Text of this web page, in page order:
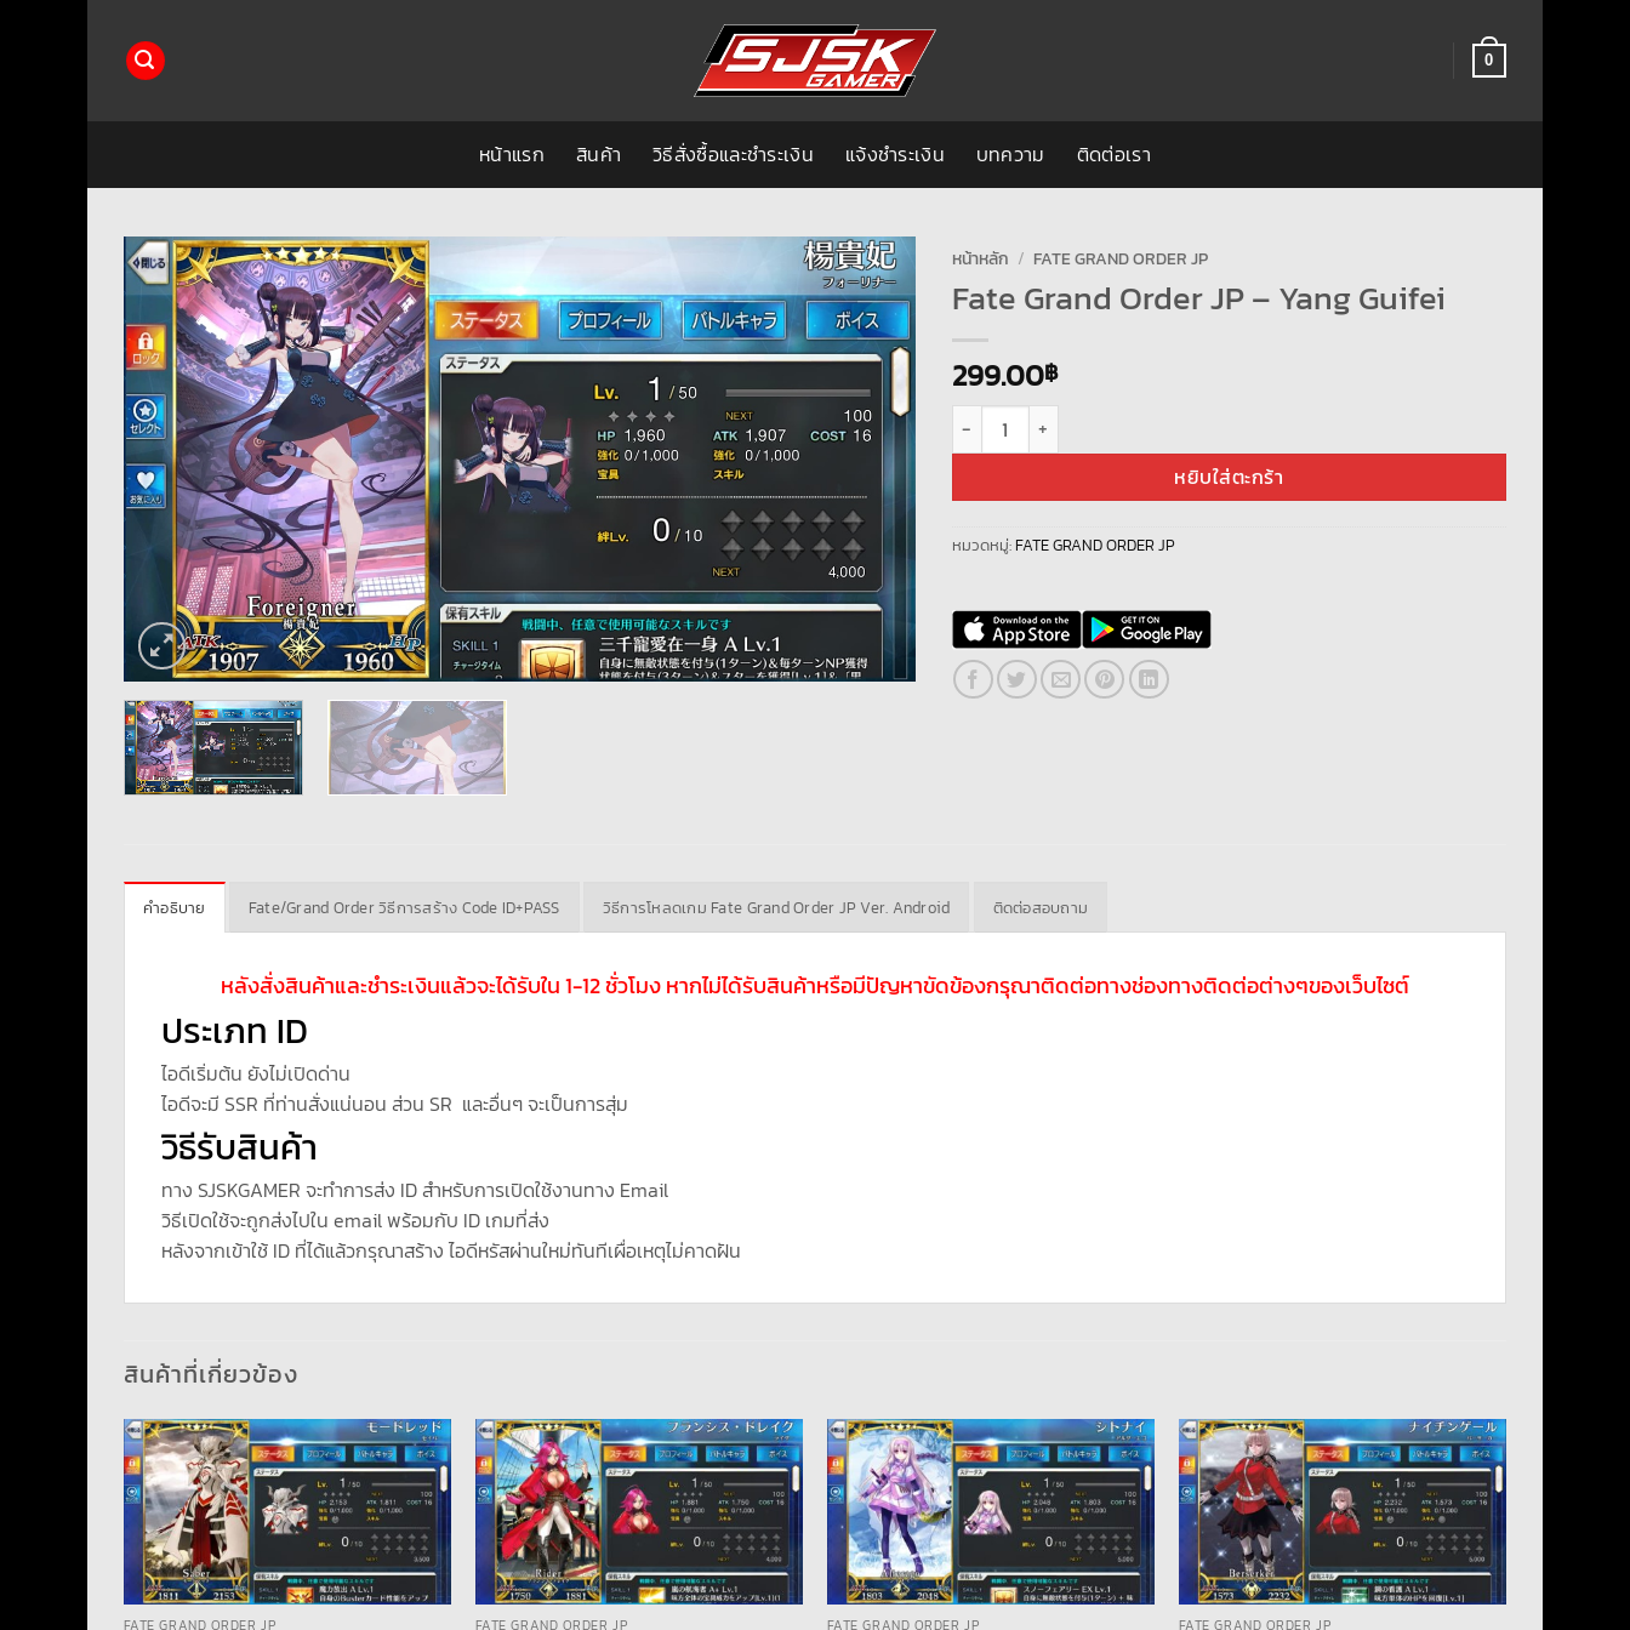
0
หน้าแรก สินค้า วิธีสั่งซื้อและชำระเงิน แจ้งชำระเงิน บทความ ติดต่อเรา
หน้าหลัก / FATE GRAND ORDER JP
Fate Grand Order JP – Yang Guifei
299.00฿
จำนวน Fate Grand Order JP - Yang Guifei ชิ้น
หยิบใส่ตะกร้า
หมวดหมู่: FATE GRAND ORDER JP
คำอธิบาย Fate/Grand Order วิธีการสร้าง Code ID+PASS วิธีการโหลดเกม Fate Grand Order JP Ver. Android ติดต่อสอบถาม
หลังสั่งสินค้าและชำระเงินแล้วจะได้รับใน 1-12 ชั่วโมง หากไม่ได้รับสินค้าหรือมีปัญหาขัดข้องกรุณาติดต่อทางช่องทางติดต่อต่างๆของเว็บไซต์
ประเภท ID
ไอดีเริ่มต้น ยังไม่เปิดด่าน
ไอดีจะมี SSR ที่ท่านสั่งแน่นอน ส่วน SR และอื่นๆ จะเป็นการสุ่ม
วิธีรับสินค้า
ทาง SJSKGAMER จะทำการส่ง ID สำหรับการเปิดใช้งานทาง Email
วิธีเปิดใช้จะถูกส่งไปใน email พร้อมกับ ID เกมที่ส่ง
หลังจากเข้าใช้ ID ที่ได้แล้วกรุณาสร้าง ไอดีหรัสผ่านใหม่ทันทีเผื่อเหตุไม่คาดฝัน
สินค้าที่เกี่ยวข้อง
FATE GRAND ORDER JP FATE GRAND ORDER JP FATE GRAND ORDER JP FATE GRAND ORDER JP